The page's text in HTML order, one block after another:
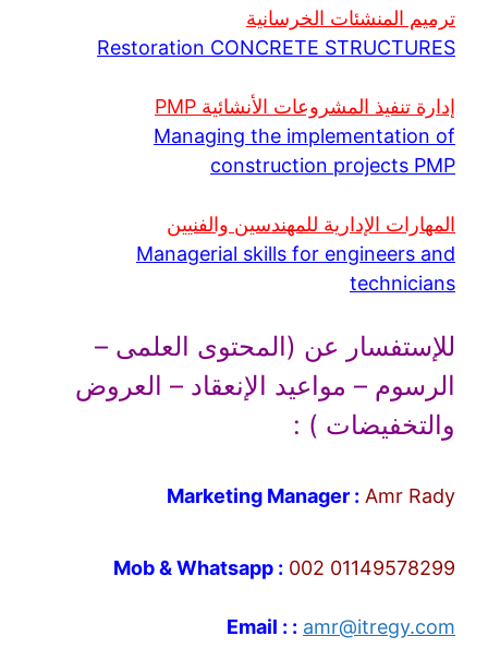
ترميم المنشئات الخرسانية
Restoration CONCRETE STRUCTURES
إدارة تنفيذ المشروعات الأنشائية PMP
Managing the implementation of
construction projects PMP
المهارات الإدارية للمهندسين والفنيين
Managerial skills for engineers and
technicians
للإستفسار عن (المحتوى العلمى –
الرسوم – مواعيد الإنعقاد – العروض
والتخفيضات ) :
Marketing Manager : Amr Rady
Mob & Whatsapp : 002 01149578299
Email : : amr@itregy.com